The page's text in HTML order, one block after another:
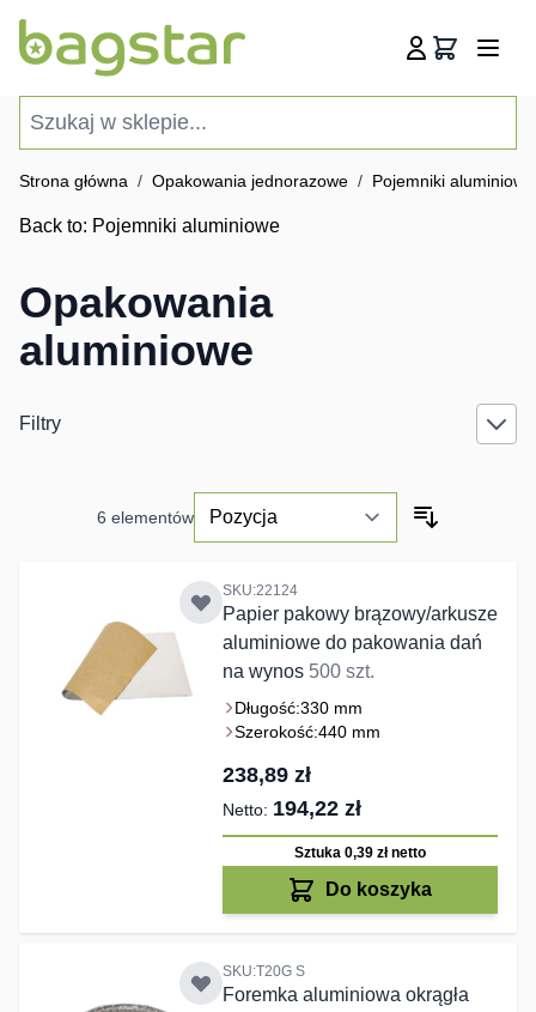
Koszyk
Strona główna / Opakowania jednorazowe / Pojemniki aluminiowe
Back to: Pojemniki aluminiowe
Opakowania
aluminiowe
Filtry
6 elementów
SKU:22124
Papier pakowy brązowy/arkusze
aluminiowe do pakowania dań
na wynos 500 szt.
Długość:330 mm
Szerokość:440 mm
238,89 zł
194,22 zł
Sztuka 0,39 złnetto
Do koszyka
SKU:T20G S
Foremka aluminiowa okrągła